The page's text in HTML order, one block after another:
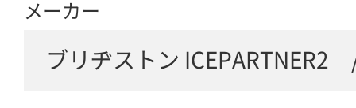
メーカー
ブリヂストン